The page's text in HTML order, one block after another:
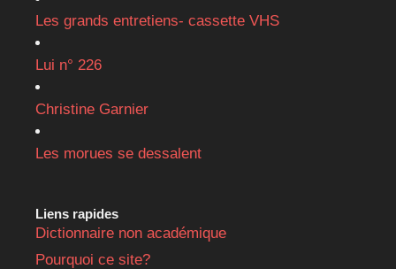
Les grands entretiens- cassette VHS
Lui n° 226
Christine Garnier
Les morues se dessalent
Liens rapides
Dictionnaire non académique
Pourquoi ce site?